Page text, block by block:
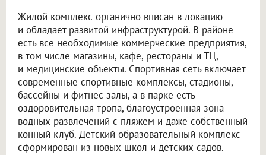
Жилой комплекс органично вписан в локацию
и обладает развитой инфраструктурой. В районе
есть все необходимые коммерческие предприятия,
в том числе магазины, кафе, рестораны и ТЦ,
и медицинские объекты. Спортивная сеть включает
современные спортивные комплексы, стадионы,
бассейны и фитнес-залы, а в парке есть
оздоровительная тропа, благоустроенная зона
водных развлечений с пляжем и даже собственный
конный клуб. Детский образовательный комплекс
сформирован из новых школ и детских садов.